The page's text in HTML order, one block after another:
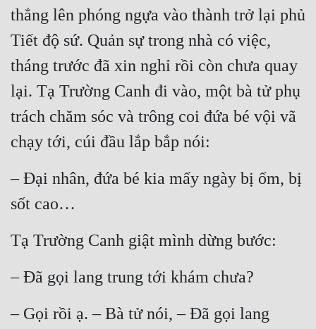
Huyền Nghi
Huyền Ảo
Hài Hước
Hệ Thống
Khoa Huyễn Không Gian
Kinh Dị
Kiếm Hiệp
Kỳ Huyễn
thẳng lên phóng ngựa vào thành trở lại phủ
Tiết độ sứ. Quản sự trong nhà có việc,
tháng trước đã xin nghỉ rồi còn chưa quay
lại. Tạ Trường Canh đi vào, một bà tử phụ
trách chăm sóc và trông coi đứa bé vội vã
chạy tới, cúi đầu lắp bắp nói:
– Đại nhân, đứa bé kia mấy ngày bị ốm, bị
sốt cao…
Tạ Trường Canh giật mình dừng bước:
– Đã gọi lang trung tới khám chưa?
– Gọi rồi ạ. – Bà tử nói, – Đã gọi lang